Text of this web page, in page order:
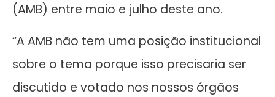
(AMB) entre maio e julho deste ano.
“A AMB não tem uma posição institucional
sobre o tema porque isso precisaria ser
discutido e votado nos nossos órgãos